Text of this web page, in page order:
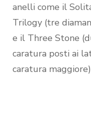
anelli come il
Trilogy (tre
e il Three Stone
caratura posti ai
caratura